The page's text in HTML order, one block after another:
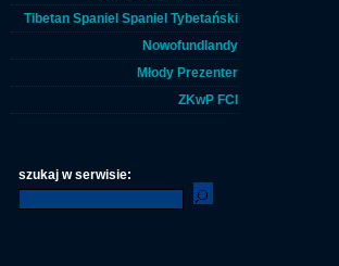
Tibetan Spaniel Spaniel Tybetański
Nowofundlandy
Młody Prezenter
ZKwP FCI
szukaj w serwisie: